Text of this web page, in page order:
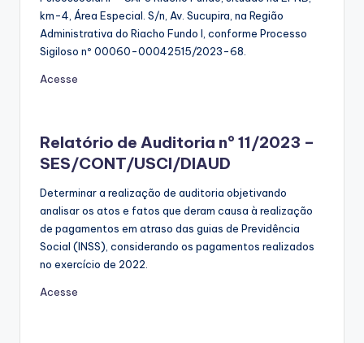
km-4, Área Especial. S/n, Av. Sucupira, na Região
Administrativa do Riacho Fundo I, conforme Processo
Sigiloso nº 00060-00042515/2023-68.
Acesse
Relatório de Auditoria nº 11/2023 –
SES/CONT/USCI/DIAUD
Determinar a realização de auditoria objetivando
analisar os atos e fatos que deram causa à realização
de pagamentos em atraso das guias de Previdência
Social (INSS), considerando os pagamentos realizados
no exercício de 2022.
Acesse